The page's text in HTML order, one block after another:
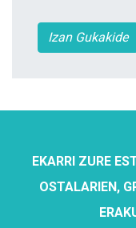
Izan Gukakide
EKARRI ZURE
OSTALARIEN,